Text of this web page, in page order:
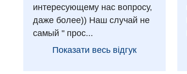
интересующему нас вопросу,
даже более)) Наш случай не
самый " прос...
Показати весь відгук